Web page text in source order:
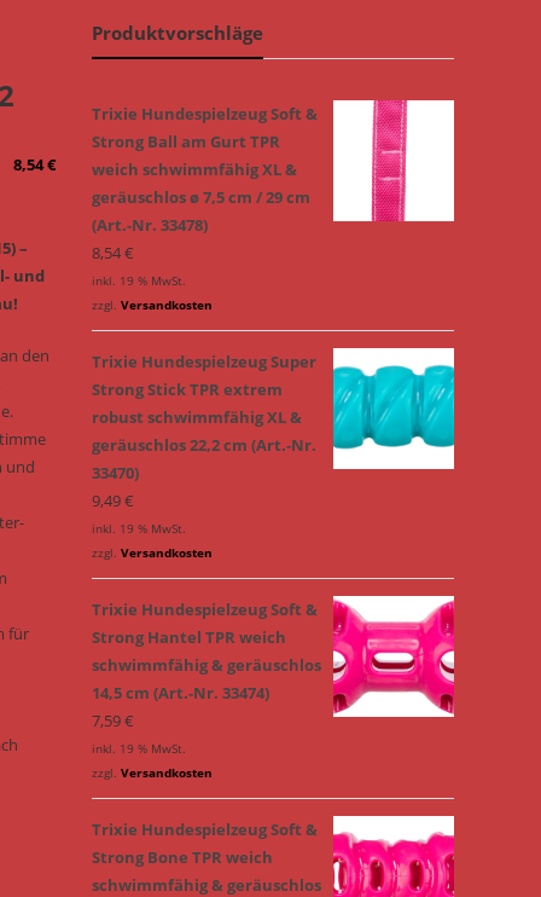
8,54€
–
und
den
und
für
Produktvorschläge
Trixie Hundespielzeug Soft &
Strong Ball am Gurt TPR
weich schwimmfähig XL &
geräuschlos ø 7,5 cm / 29 cm
(Art.-Nr. 33478)
8,54€
inkl. 19 % MwSt.
zzgl. Versandkosten
Trixie Hundespielzeug Super
Strong Stick TPR extrem
robust schwimmfähig XL &
geräuschlos 22,2 cm (Art.-Nr.
33470)
9,49€
inkl. 19 % MwSt.
zzgl. Versandkosten
Trixie Hundespielzeug Soft &
Strong Hantel TPR weich
schwimmfähig & geräuschlos
14,5 cm (Art.-Nr. 33474)
7,59€
inkl. 19 % MwSt.
zzgl. Versandkosten
Trixie Hundespielzeug Soft &
Strong Bone TPR weich
schwimmfähig & geräuschlos